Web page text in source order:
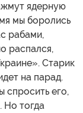
ядерную
мы боролись
рабами,
распался,
Старик
на парад.
спросить его,
Но тогда